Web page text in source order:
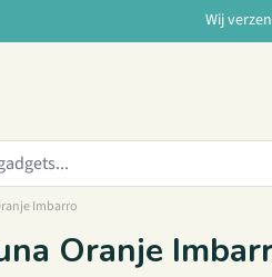
Wij
Imbarro
Oranje